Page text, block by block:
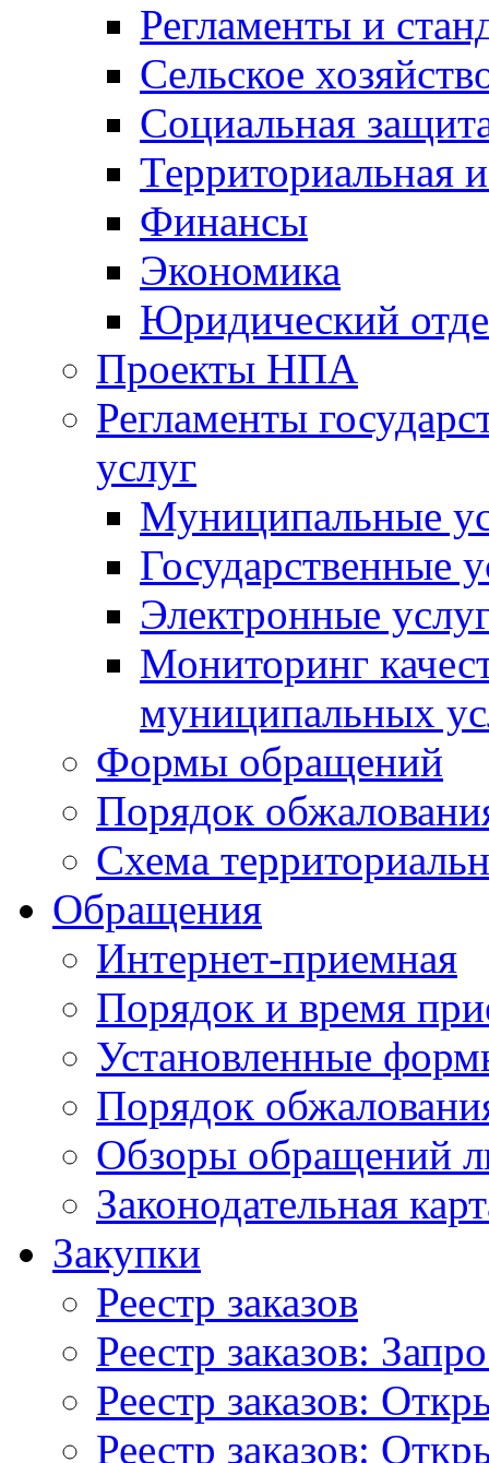
Регламенты и
Сельское
Социальная
Территориальная
Финансы
Экономика
Юридический
Проекты НПА
Регламенты
услуг
Муниципальные
Государственные
Электронные
Мониторинг
муниципальных
Формы обращений
Порядок
Схема
Обращения
Интернет-приемная
Порядок и время
Установленные
Порядок
Обзоры обращений
Законодательная
Закупки
Реестр заказов
Реестр заказов:
Реестр заказов:
Реестр заказов: